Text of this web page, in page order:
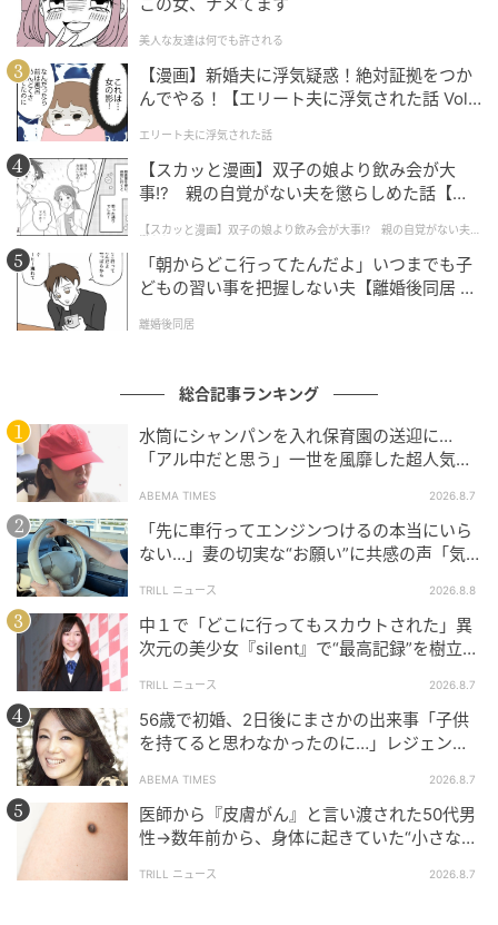
ウーマンエキサイト
ウーマンエキサイト
ウーマンエキサイト
美人な友達は何でも許される
【漫画】新婚夫に浮気疑惑！絶対証拠をつか
んでやる！【エリート夫に浮気された話 Vol.
エリート夫に浮気された話
【スカッと漫画】双子の娘より飲み会が大
事!? 親の自覚がない夫を懲らしめた話【第1
【スカッと漫画】双子の娘より飲み会が大事!? 親の自覚がない夫を
懲らしめた話
「朝からどこ行ってたんだよ」いつまでも子
どもの習い事を把握しない夫【離婚後同居 Vo
離婚後同居
総合記事ランキング
水筒にシャンパンを入れ保育園の送迎に…
「アル中だと思う」一世を風靡した超人気タ
ABEMA TIMES 2026.8.7
「先に車行ってエンジンつけるの本当にいら
ない…」妻の切実な“お願い”に共感の声「気
TRILL ニュース 2026.8.8
中１で「どこに行ってもスカウトされた」異
次元の美少女『silent』で“最高記録”を樹立し
TRILL ニュース 2026.8.7
56歳で初婚、2日後にまさかの出来事「子供
を持てると思わなかったのに…」レジェンド
ABEMA TIMES 2026.8.7
医師から『皮膚がん』と言い渡された50代男
性→数年前から、身体に起きていた“小さな異
TRILL ニュース 2026.8.7